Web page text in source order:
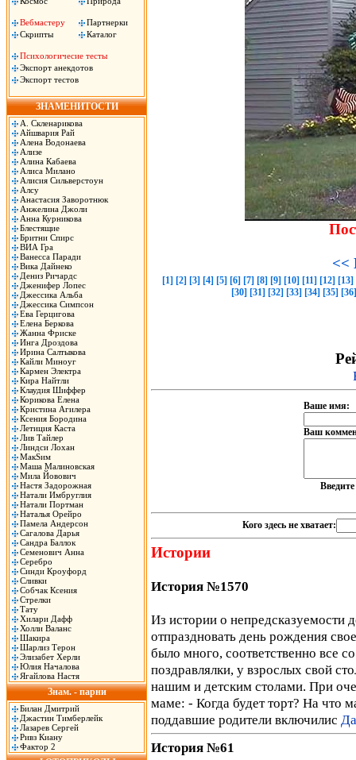
Вебмастеру
Партнерки
Скрипты
Каталог
Психологичесие тесты
Экспорт анекдотов
Экспорт тестов
ЗНАМЕНИТОСТИ
А. Скленарикова
Айшвария Рай
Алена Водонаева
Ализе
Алина Кабаева
Алиса Милано
Алисия Сильверстоун
Алсу
Анастасия Заворотнюк
Анжелина Джоли
Анна Курникова
Блестящие
Бритни Спирс
ВИА Гра
Ванесса Паради
Вика Дайнеко
Дениз Ричардс
Дженифер Лопес
Джессика Альба
Джессика Симпсон
Ева Герцигова
Елена Беркова
Жанна Фриске
Инга Дроздова
Ирина Салтыкова
Кайли Миноуг
Кармен Электра
Кира Найтли
Клаудия Шиффер
Корикова Елена
Кристина Агилера
Ксения Бородина
Летиция Каста
Лив Тайлер
Линдси Лохан
МакSим
Маша Малиновская
Мила Йовович
Настя Задорожная
Натали Имбруглия
Натали Портман
Наталья Орейро
Памела Андерсон
Сагалова Дарья
Сандра Баллок
Семенович Анна
Серебро
Синди Кроуфорд
Сливки
Собчак Ксения
Стрелки
Тату
Хилари Дафф
Холли Валанс
Шакира
Шарлиз Терон
Элизабет Херли
Юлия Началова
Ягайлова Настя
Знам. - парни
Билан Дмитрий
Джастин Тимберлейк
Лазарев Сергей
Ривз Киану
Фактор 2
<<
[1] [2] [3] [4] [5] [6] [7] [8] [9] [10] [11] [12] [13]
[30] [31] [32] [33] [34] [35] [36]
Ваше имя:
Ваш
Кого здесь не хватает:
Истории
История №1570
Из истории о непредсказуемости
отпраздновать день рождения
было много, соответственно все
поздравлялки, у взрослых свой
нашим и детским столами. При
маме: - Когда будет торт? На что
поддавшие родители включилис
История №61